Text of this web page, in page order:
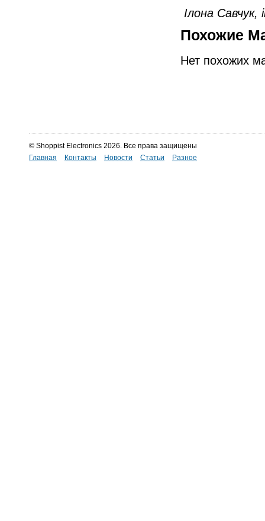
Ілона
Похожие
Нет похожих
© Shoppist Electronics 2026. Все права защищены
Главная
Контакты Новости Статьи Разное